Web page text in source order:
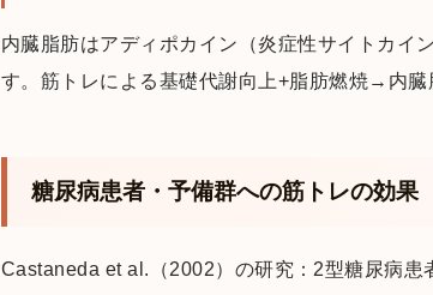
内臓脂肪はアディポカイン（炎症性サイトカ
す。筋トレによる基礎代謝向上+脂肪燃焼→内
糖尿病患者・予備群への筋トレの効果
Castaneda et al.（2002）の研究：2型糖尿病